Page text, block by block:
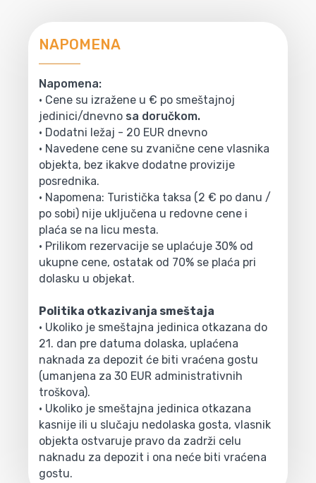
NAPOMENA
Napomena:
• Cene su izražene u € po smeštajnoj
jedinici/dnevno sa doručkom.
• Dodatni ležaj - 20 EUR dnevno
• Navedene cene su zvanične cene vlasnika
objekta, bez ikakve dodatne provizije
posrednika.
• Napomena: Turistička taksa (2 € po danu /
po sobi) nije uključena u redovne cene i
plaća se na licu mesta.
• Prilikom rezervacije se uplaćuje 30% od
ukupne cene, ostatak od 70% se plaća pri
dolasku u objekat.
Politika otkazivanja smeštaja
• Ukoliko je smeštajna jedinica otkazana do
21. dan pre datuma dolaska, uplaćena
naknada za depozit će biti vraćena gostu
(umanjena za 30 EUR administrativnih
troškova).
• Ukoliko je smeštajna jedinica otkazana
kasnije ili u slučaju nedolaska gosta, vlasnik
objekta ostvaruje pravo da zadrži celu
naknadu za depozit i ona neće biti vraćena
gostu.